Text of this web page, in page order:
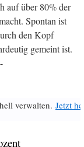
auf über 80% der
Spontan ist
den Kopf
gemeint ist.
verwalten. Jetzt